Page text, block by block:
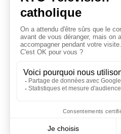
les
office,
Sexte
matin